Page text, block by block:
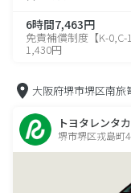
6時間7,463円
免責補償制度【K-0,C-
1,430円
大阪府堺市堺区南旅
トヨタレンタ
堺市堺区戎島町